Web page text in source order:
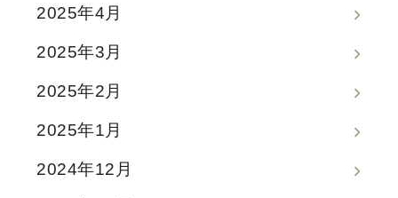
2025年4月
2025年3月
2025年2月
2025年1月
2024年12月